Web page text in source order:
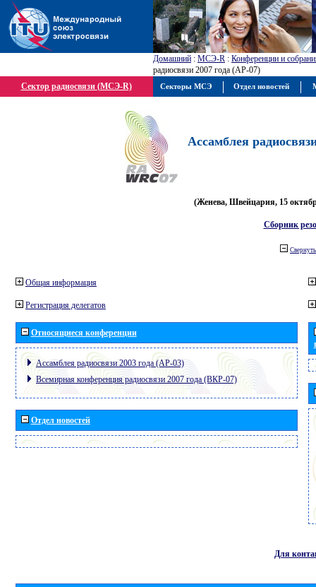
Домашний : МСЭ-R : Конференции и
радиосвязи 2007 года (АР-07)
Сектор радиосвязи (МСЭ-R)
Ассамблея
(Женева, Швейцария, 15
Сборник
Свернуть
Общая информация
Регистрация делегатов
Относящиеся конференции
Ассамблея радиосвязи 2003 года (АР-03)
Всемирная конференция радиосвязи 2007 года (ВКР-07)
Отдел новостей
Для
Секторы МСЭ Отдел новостей